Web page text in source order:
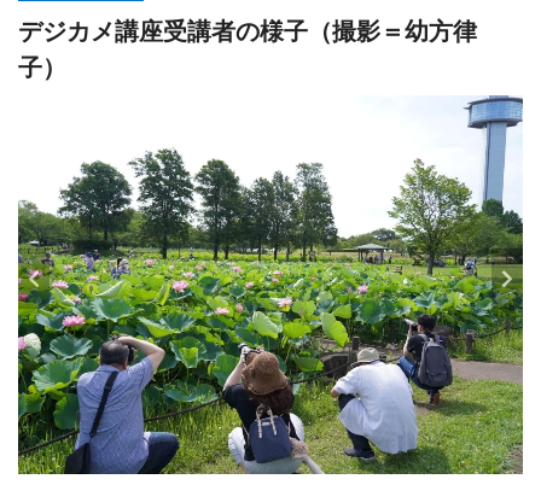
デジカメ講座受講者の様子（撮影＝幼方律
子）